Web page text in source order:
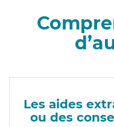
Les aides
ou des